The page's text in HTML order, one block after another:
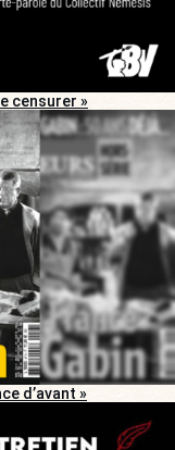
censurer »
d’avant »